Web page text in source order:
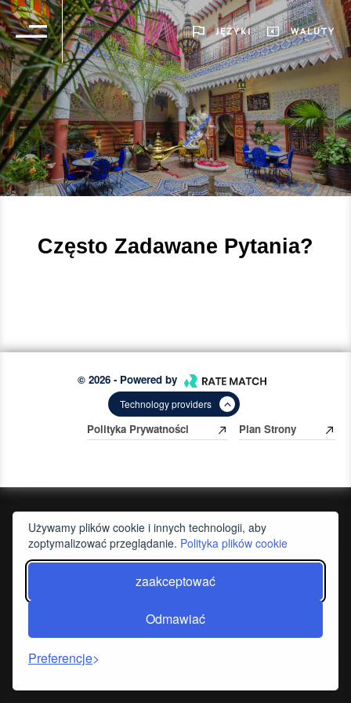
Używamy plików cookie i innych technologii, aby
zoptymalizować przeglądanie. Polityka plików cookie
zaakceptować
Odmawiać
Preferencje
JĘZYKI WALUTY
Często Zadawane Pytania?
© 2026 - Powered by
Technology providers
Polityka Prywatności Plan Strony